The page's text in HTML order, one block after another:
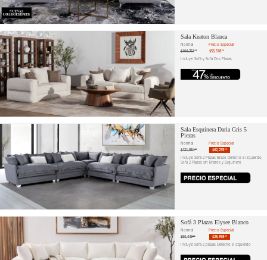
Sala Keaton Blanca
Normal
$104,751.70
Precio Especial
$55,518.40
Incluye: Sofá y Sofá Dos Plazas
Sala Esquinera Daria Gris 5
Piezas
Normal
$121,954.72
Precio Especial
$62,235.60
Incluye: Sofá 2 Plazas Brazo Derecho e Izquierdo,
Sofá 2 Plazas sin Brazos y Esquinero
Sofá 3 Plazas Elysee Blanco
Normal
$56,449.81
Precio Especial
$25,998.00
Incluye: Sofá 2 plazas Derecho e Izquierdo